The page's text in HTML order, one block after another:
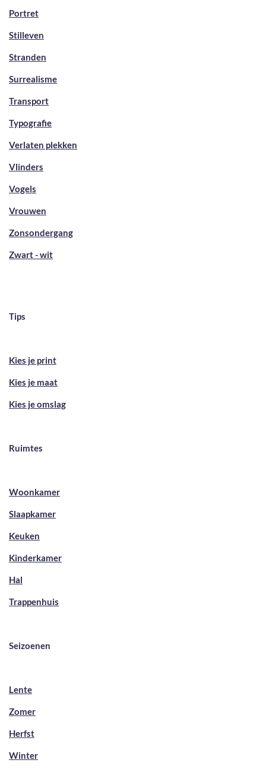
Portret
Stilleven
Stranden
Surrealisme
Transport
Typografie
Verlaten plekken
Vlinders
Vogels
Vrouwen
Zonsondergang
Zwart - wit
Tips
Kies je print
Kies je maat
Kies je omslag
Ruimtes
Woonkamer
Slaapkamer
Keuken
Kinderkamer
Hal
Trappenhuis
Seizoenen
Lente
Zomer
Herfst
Winter